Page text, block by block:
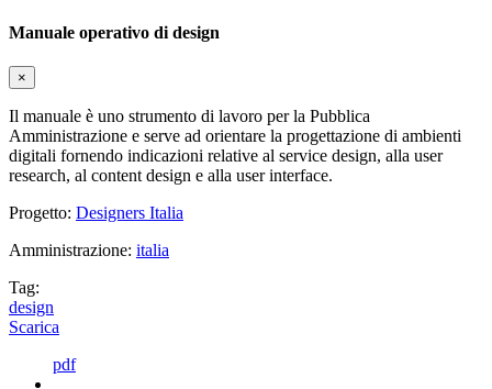
Manuale operativo di design
×
Il manuale è uno strumento di lavoro per la Pubblica
Amministrazione e serve ad orientare la progettazione di ambienti
digitali fornendo indicazioni relative al service design, alla user
research, al content design e alla user interface.
Progetto: Designers Italia
Amministrazione: italia
Tag:
design
Scarica
pdf